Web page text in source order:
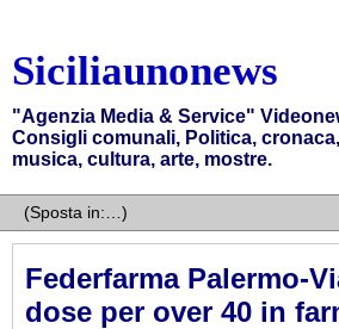
Siciliaunonews
"Agenzia Media & Service"
Consigli comunali, Politica,
musica, cultura, arte, mostre.
Federfarma Palermo-
dose per over 40 in